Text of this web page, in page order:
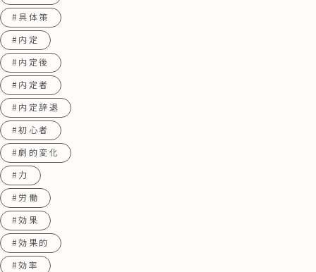
#具体策
#内定
#内定後
#内定者
#内定辞退
#初心者
#劇的変化
#力
#労働
#効果
#効果的
#効率